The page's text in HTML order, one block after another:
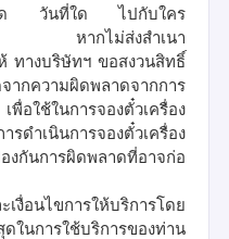
ใด วันที่ใด
ไปกับใคร
หากไม่ส่งสำเนา
ทางบริษัทฯ ขอสงวนสิทธิ์
ากความผิดพลาดจากการ
อใช้ในการจองตั๋วเครื่อง
ดำเนินการจองตั๋วเครื่อง
กันการผิดพลาดที่อาจก่อ
งื่อนไขการให้บริการโดย
ในการใช้บริการของท่าน